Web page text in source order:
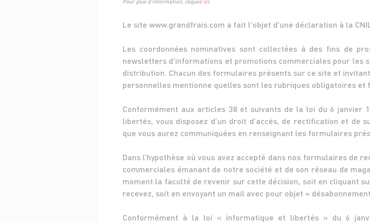
Pour plus d'information, cliquez ici.
Le site www.grandfrais.com a fait l'objet d'une déclaration à la
Les coordonnées nominatives sont collectées à des fins de
newsletters d’informations et promotions commerciales pour les
distribution. Chacun des formulaires présents sur ce site et
personnelles mentionne quelles sont les rubriques obligatoires et
Conformément aux articles 38 et suivants de la loi du 6 janvier
libertés, vous disposez d’un droit d’accès, de rectification et de
que vous aurez communiquées en renseignant les formulaires
Dans l’hypothèse où vous avez accepté dans nos formulaires
commerciales émanant de notre société et de son réseau de
moment la faculté de revenir sur cette décision, soit en cliquant
recevez, soit en envoyant un mail avec pour objet «
Conformément à la loi « informatique et libertés » du 6